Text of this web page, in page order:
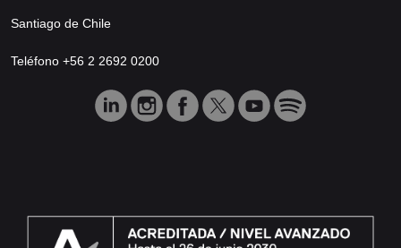
Santiago de Chile
Teléfono +56 2 2692 0200